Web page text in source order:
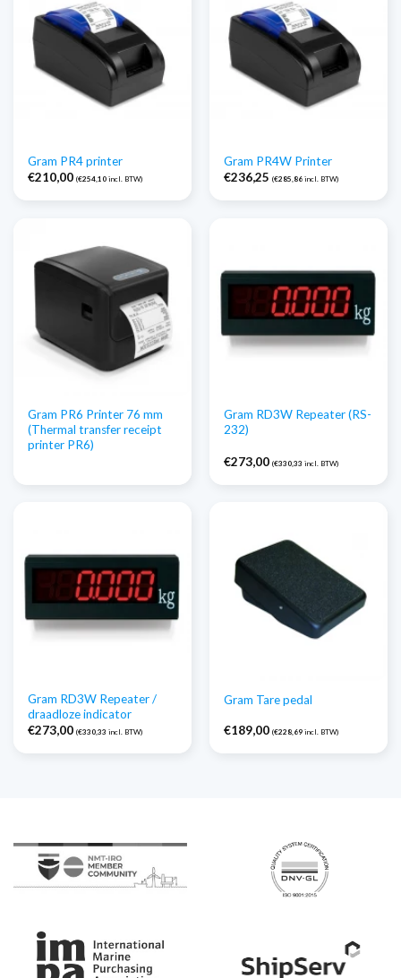
Gram PR4 printer
€210,00 (€254,10 incl. BTW)
Gram PR4W Printer
€236,25 (€285,86 incl. BTW)
Gram PR6 Printer 76 mm
(Thermal transfer receipt
printer PR6)
Gram RD3W Repeater (RS-
232)
€273,00 (€330,33 incl. BTW)
Gram RD3W Repeater /
draadloze indicator
€273,00 (€330,33 incl. BTW)
Gram Tare pedal
€189,00 (€228,69 incl. BTW)